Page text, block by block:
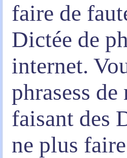
faire de
Dictée de
internet.
phrasess
faisant des
ne plus